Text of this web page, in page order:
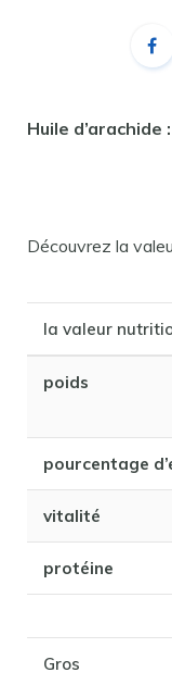
Huile
Découvrez la
la valeur
poids
pourcentage
vitalité
protéine
Gros